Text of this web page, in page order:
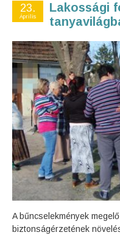
23.
Április
Lakossági
A bűncselekmények
biztonságérzetének